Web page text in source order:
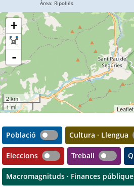
+
-
2 km
1 mi
Població Cultura · Llengua
Eleccions Treball
Macromagnituds · Finances